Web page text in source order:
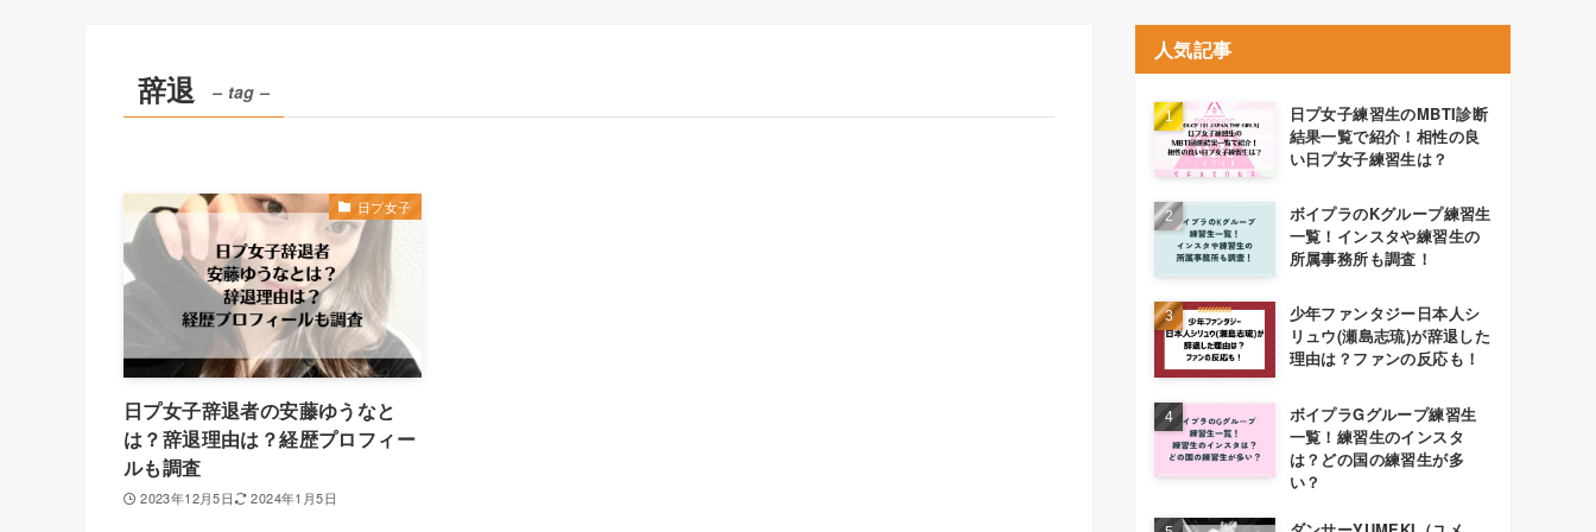
辞退 – tag –
日プ女子
日プ女子辞退者の安藤ゆうなと
は？辞退理由は？経歴プロフィー
ルも調査
2023年12月5日 2024年1月5日
人気記事
日プ女子練習生のMBTI診断
結果一覧で紹介！相性の良
い日プ女子練習生は？
ボイプラのKグループ練習生
一覧！インスタや練習生の
所属事務所も調査！
少年ファンタジー日本人シ
リュウ(瀬島志琉)が辞退した
理由は？ファンの反応も！
ボイプラGグループ練習生
一覧！練習生のインスタ
は？どの国の練習生が多
い？